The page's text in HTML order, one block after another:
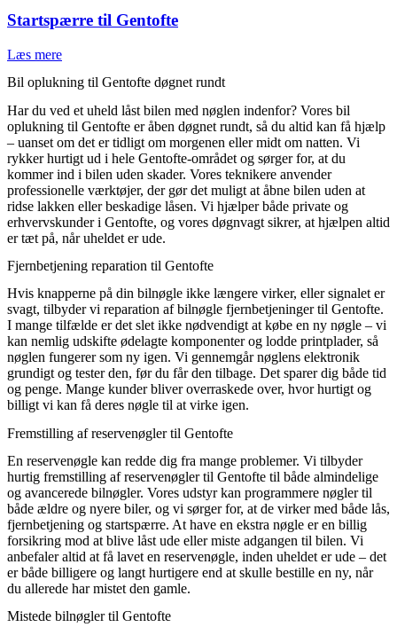
Startspærre til Gentofte
Læs mere
Bil oplukning til Gentofte døgnet rundt
Har du ved et uheld låst bilen med nøglen indenfor? Vores bil
oplukning til Gentofte er åben døgnet rundt, så du altid kan få hjælp
– uanset om det er tidligt om morgenen eller midt om natten. Vi
rykker hurtigt ud i hele Gentofte-området og sørger for, at du
kommer ind i bilen uden skader. Vores teknikere anvender
professionelle værktøjer, der gør det muligt at åbne bilen uden at
ridse lakken eller beskadige låsen. Vi hjælper både private og
erhvervskunder i Gentofte, og vores døgnvagt sikrer, at hjælpen altid
er tæt på, når uheldet er ude.
Fjernbetjening reparation til Gentofte
Hvis knapperne på din bilnøgle ikke længere virker, eller signalet er
svagt, tilbyder vi reparation af bilnøgle fjernbetjeninger til Gentofte.
I mange tilfælde er det slet ikke nødvendigt at købe en ny nøgle – vi
kan nemlig udskifte ødelagte komponenter og lodde printplader, så
nøglen fungerer som ny igen. Vi gennemgår nøglens elektronik
grundigt og tester den, før du får den tilbage. Det sparer dig både tid
og penge. Mange kunder bliver overraskede over, hvor hurtigt og
billigt vi kan få deres nøgle til at virke igen.
Fremstilling af reservenøgler til Gentofte
En reservenøgle kan redde dig fra mange problemer. Vi tilbyder
hurtig fremstilling af reservenøgler til Gentofte til både almindelige
og avancerede bilnøgler. Vores udstyr kan programmere nøgler til
både ældre og nyere biler, og vi sørger for, at de virker med både lås,
fjernbetjening og startspærre. At have en ekstra nøgle er en billig
forsikring mod at blive låst ude eller miste adgangen til bilen. Vi
anbefaler altid at få lavet en reservenøgle, inden uheldet er ude – det
er både billigere og langt hurtigere end at skulle bestille en ny, når
du allerede har mistet den gamle.
Mistede bilnøgler til Gentofte